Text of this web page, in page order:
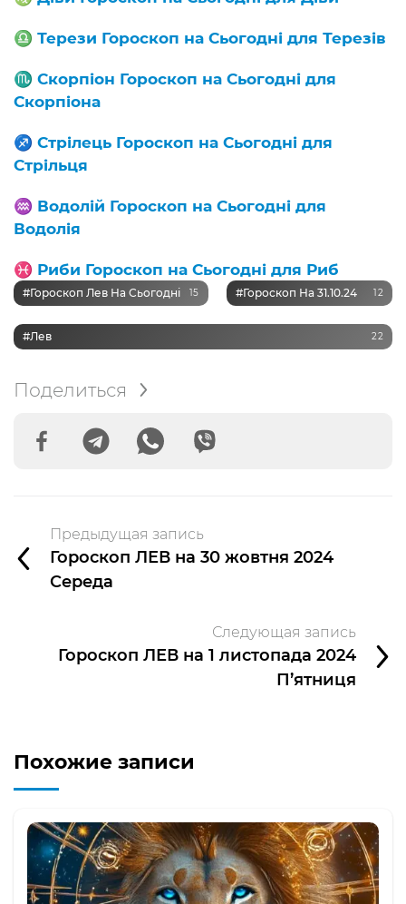
♎️ Терези Гороскоп на Сьогодні для Терезів
♏️ Скорпіон Гороскоп на Сьогодні для
Скорпіона
♐️ Стрілець Гороскоп на Сьогодні для
Стрільця
♒️ Водолій Гороскоп на Сьогодні для
Водолія
♓️ Риби Гороскоп на Сьогодні для Риб
#Гороскоп Лев На Сьогодні 15 #Гороскоп На 31.10.24 12
#Лев 22
Поделиться
Предыдущая запись
Гороскоп ЛЕВ на 30 жовтня 2024
Середа
Следующая запись
Гороскоп ЛЕВ на 1 листопада 2024
П’ятниця
Похожие записи